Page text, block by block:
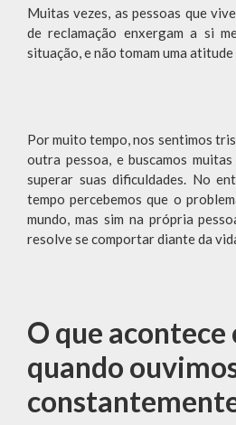
Muitas vezes, as pessoas que
de reclamação enxergam a si
situação, e não tomam uma
Por muito tempo, nos sentimos
outra pessoa, e buscamos
superar suas dificuldades. No
tempo percebemos que o
mundo, mas sim na própria
resolve se comportar diante da
O que acontece
quando